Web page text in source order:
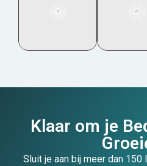
Klaar om je
Sluit je aan bij meer dan